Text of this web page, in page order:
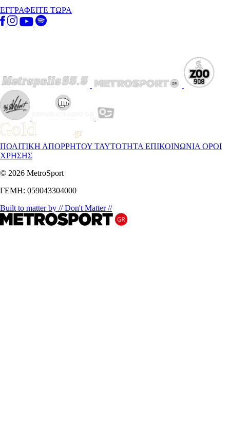
ΕΓΓΡΑΦΕΙΤΕ ΤΩΡΑ
ΠΟΛΙΤΙΚΗ ΑΠΟΡΡΗΤΟΥ ΤΑΥΤΟΤΗΤΑ ΕΠΙΚΟΙΝΩΝΙΑ ΟΡΟΙ
ΧΡΗΣΗΣ
© 2026 MetroSport
ΓΕΜΗ: 059043304000
Built to matter by // Don't Matter //